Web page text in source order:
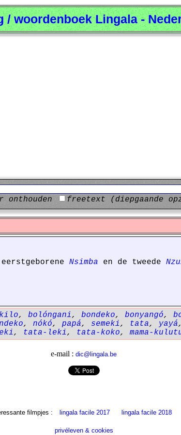
/ woordenboek Lingala -
onthouden
freetext (diepgaande
Nsimba en de tweede
, bolóngani, bondeko, bonyangó,
, nókó, papá, semeki, tata, yayá
, tata-leki, tata-koko, mama-
e-mail : dic@lingala.be
filmpjes : lingala facile 2017 lingala facile 2018
privéleven & cookies